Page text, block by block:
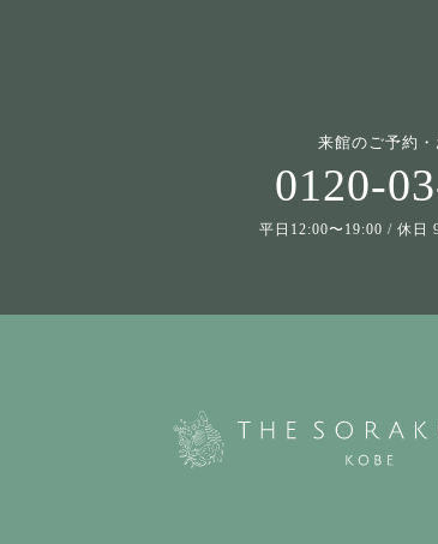
来館のご予約
0120-
平日12:00〜19:00 / 休日